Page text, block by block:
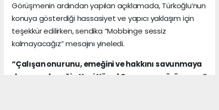
Görüşmenin ardından yapılan açıklamada, Türkoğlu’nun
konuya gösterdiği hassasiyet ve yapıcı yaklaşım için
teşekkür edilirken, sendika “Mobbinge sessiz
kalmayacağız” mesajını yineledi.
“Çalışan onurunu, emeğini ve hakkını savunmaya
devam edeceğiz. Yeni Yüzyıl Sen varsa çözüm var.”